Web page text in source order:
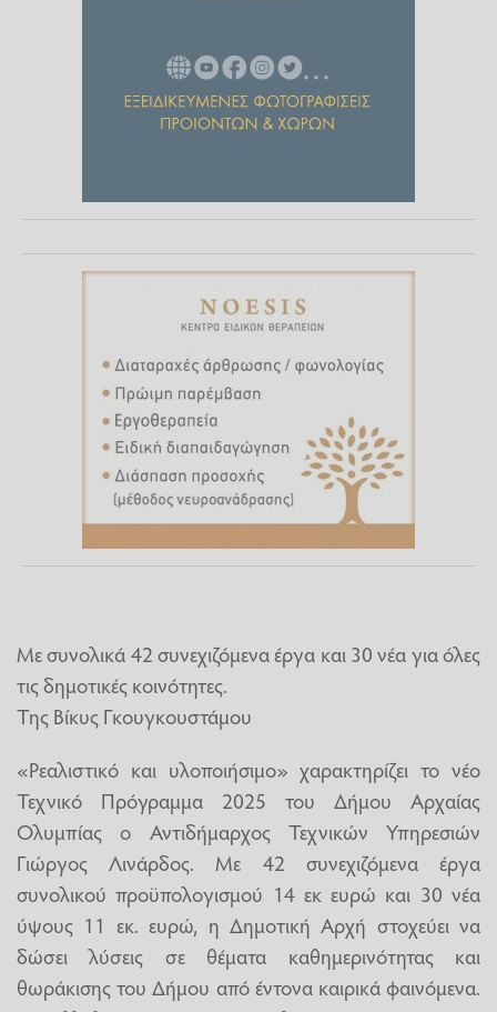
Με συνολικά 42 συνεχιζόμενα έργα και 30 νέα για όλες
τις δημοτικές κοινότητες.
Της Βίκυς Γκουγκουστάμου
«Ρεαλιστικό και υλοποιήσιμο» χαρακτηρίζει το νέο
Τεχνικό Πρόγραμμα 2025 του Δήμου Αρχαίας
Ολυμπίας ο Αντιδήμαρχος Τεχνικών Υπηρεσιών
Γιώργος Λινάρδος. Με 42 συνεχιζόμενα έργα
συνολικού προϋπολογισμού 14 εκ ευρώ και 30 νέα
ύψους 11 εκ. ευρώ, η Δημοτική Αρχή στοχεύει να
δώσει λύσεις σε θέματα καθημερινότητας και
θωράκισης του Δήμου από έντονα καιρικά φαινόμενα.